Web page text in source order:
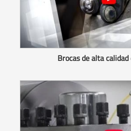
Brocas de alta